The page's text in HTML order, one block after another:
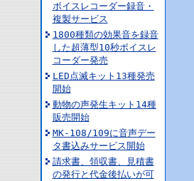
ボイスレコーダー録音・
複製サービス
1800種類の効果音を録音
した超薄型10秒ボイスレ
コーダー発売
LED点滅キット13種発売
開始
動物の声発生キット14種
販売開始
MK-108/109に音声デー
タ書込みサービス開始
請求書、領収書、見積書
の発行と代金後払いが可